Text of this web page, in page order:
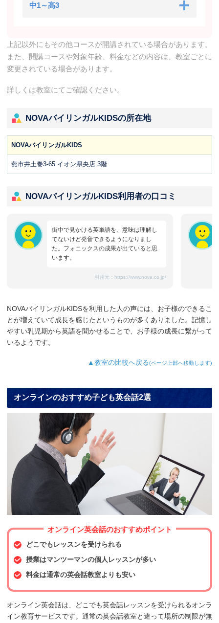
中1～高3
上記以外にもその他コースが開講されている場合があります。
また、開講コースや対象年齢、料金などの内容は、教室ごとに
変更されている場合があります。
詳しくは教室にてご確認ください。
NOVAバイリンガルKIDSの所在地
NOVAバイリンガルKIDS
燕市井土巻3-65 イオン県央店 3階
NOVAバイリンガルKIDS利用者の口コミ
街中で見かける英単語を、意味は理解し
てないけど発音できるようになりまし
た。フォニックスの成果が出ていると思
います。
引用元： https://www.nova.co.jp/
NOVAバイリンガルKIDSを利用した人の声には、お子様のできるこ
とが増えていて成長を感じたというものが多くありました。記憶し
やすい乳児期から英語を聞かせることで、お子様の成長に繋がって
いるようです。
▲教室の比較へ戻る(ページ上部へ移動します)
オンラインのおすすめ子ども英会話2選
オンライン英会話のおすすめポイント
どこでもレッスンを受けられる
授業はマンツーマンの個人レッスンが多い
料金は通常の英会話教室よりも安い
オンライン英会話は、どこでも英会話レッスンを受けられるオンラ
イン教育サービスです。通常の英会話教室と違って場所の制限が無